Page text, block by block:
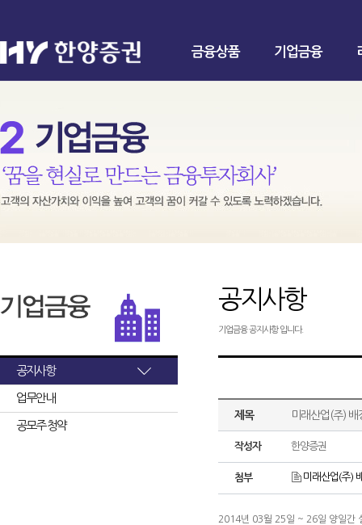
금융상품 기업금융
공지사항
업무안내
공모주 청약
공지사항
기업금융 공지사항 입니다.
제목 미래산업(주) 배
작성자 한양증권
첨부 미래산업(주)
2014년 03월 25일 ~ 26일 양일간